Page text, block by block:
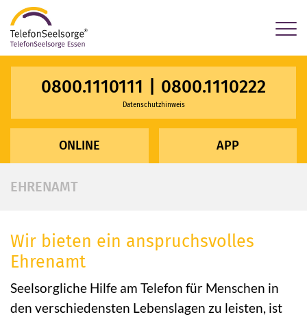
0800.1110111 0800.1110222
Datenschutzhinweis
ONLINE APP
EHRENAMT
Wir bieten ein anspruchsvolles
Ehrenamt
Seelsorgliche Hilfe am Telefon für Menschen in
den verschiedensten Lebenslagen zu leisten, ist